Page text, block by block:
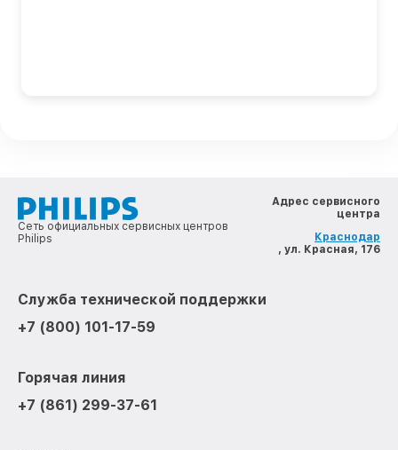
Сеть официальных сервисных центров
Philips
Адрес сервисного
центра
Краснодар
, ул. Красная, 176
Служба технической поддержки
+7 (800) 101-17-59
Горячая линия
+7 (861) 299-37-61